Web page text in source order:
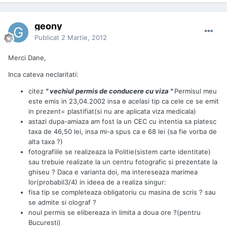
geony
Publicat 2 Martie, 2012
Merci Dane,
Inca cateva neclaritati:
citez " vechiul permis de conducere cu viza "Permisul meu
este emis in 23,04.2002 insa e acelasi tip ca cele ce se emit
in prezent= plastifiat(si nu are aplicata viza medicala)
astazi dupa-amiaza am fost la un CEC cu intentia sa platesc
taxa de 46,50 lei, insa mi-a spus ca e 68 lei (sa fie vorba de
alta taxa ?)
fotografiile se realizeaza la Politie(sistem carte identitate)
sau trebuie realizate la un centru fotografic si prezentate la
ghiseu ? Daca e varianta doi, ma intereseaza marimea
lor(probabil3/4) in ideea de a realiza singur:
fisa tip se completeaza obligatoriu cu masina de scris ? sau
se admite si olograf ?
noul permis se elibereaza in limita a doua ore ?(pentru
Bucuresti)